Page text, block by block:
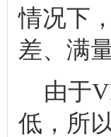
情况下
差、满
由于
低，所